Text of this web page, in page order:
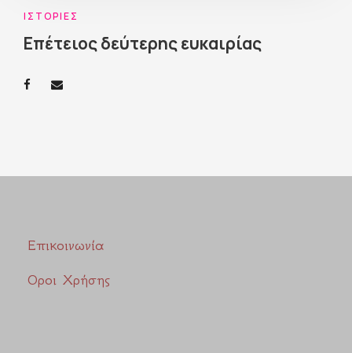
ΙΣΤΟΡΊΕΣ
Επέτειος δεύτερης ευκαιρίας
Επικοινωνία
Οροι Χρήσης